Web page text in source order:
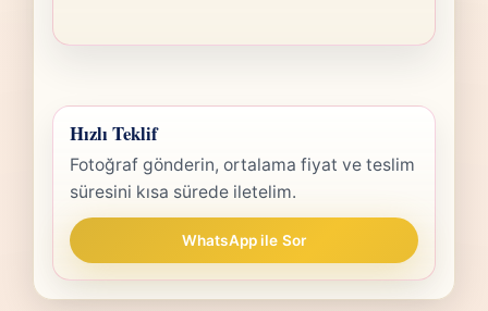
Hızlı Teklif
Fotoğraf gönderin, ortalama fiyat ve teslim
süresini kısa sürede iletelim.
WhatsApp ile Sor